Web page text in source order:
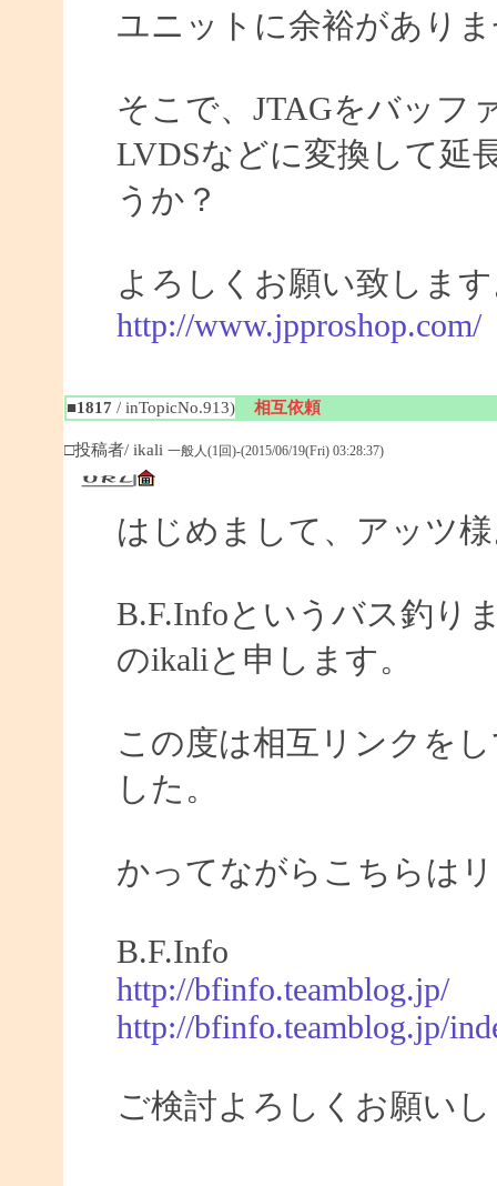
ユニットに余裕があり
そこで、JTAGをバッフ
LVDSなどに変換して延
うか？
よろしくお願い致しま
http://www.jpproshop.com/
■1817 / inTopicNo.913) 相互依頼
□投稿者/ ikali 一般人(1回)-(2015/06/19(Fri) 03:28:37)
はじめまして、アッツ
B.F.Infoというバス釣り
のikaliと申します。
この度は相互リンクを
した。
かってながらこちらは
B.F.Info
http://bfinfo.teamblog.jp/
http://bfinfo.teamblog.jp/
ご検討よろしくお願い